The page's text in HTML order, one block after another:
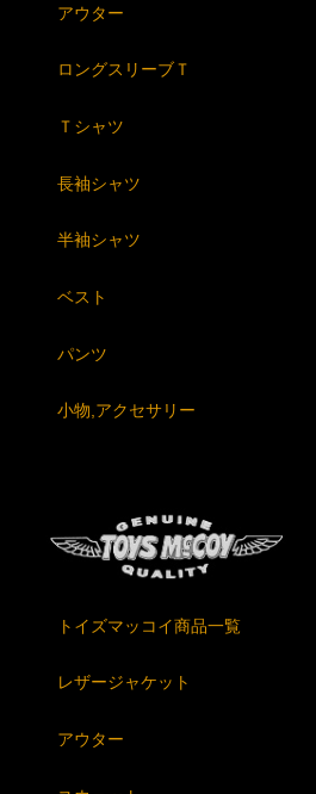
アウター
ロングスリーブＴ
Ｔシャツ
長袖シャツ
半袖シャツ
ベスト
パンツ
小物,アクセサリー
トイズマッコイ商品一覧
レザージャケット
アウター